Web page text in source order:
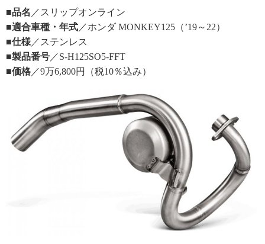
■品名 ／スリップオンライン
■適合車種・年式 ／ホンダ MONKEY125（’19～22）
■仕様 ／ステンレス
■製品番号 ／S-H125SO5-FFT
■価格 ／9万6,800円（税10％込み）